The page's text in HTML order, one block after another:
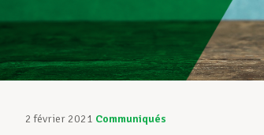
2 février 2021 Communiqués